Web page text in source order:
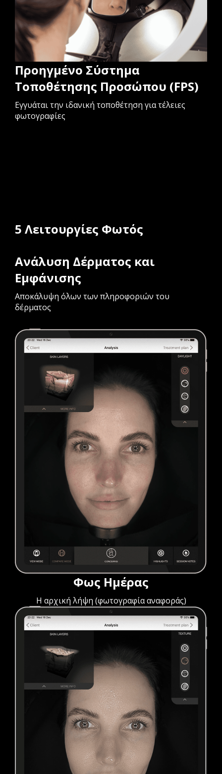
Προηγμένο Σύστημα
Τοποθέτησης Προσώπου (FPS)
Εγγυάται την ιδανική τοποθέτηση για τέλειες
φωτογραφίες
5 Λειτουργίες Φωτός
Ανάλυση Δέρματος και
Εμφάνισης
Αποκάλυψη όλων των πληροφοριών του
δέρματος
Φως Ημέρας
Η αρχική λήψη (φωτογραφία αναφοράς)